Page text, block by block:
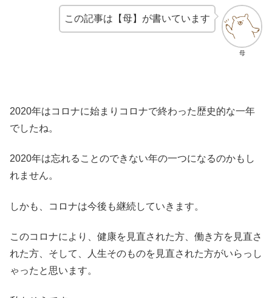
母
この記事は【母】が書いています
2020年はコロナに始まりコロナで終わった歴史的な一年
でしたね。
2020年は忘れることのできない年の一つになるのかもし
れません。
しかも、コロナは今後も継続していきます。
このコロナにより、健康を見直された方、働き方を見直さ
れた方、そして、人生そのものを見直された方がいらっし
ゃったと思います。